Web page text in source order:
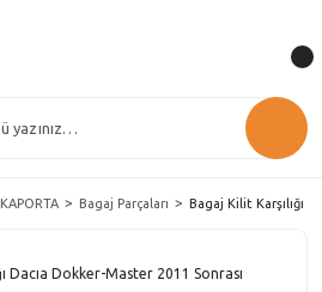
KAPORTA Bagaj Parçaları Bagaj Kilit Karşılığı